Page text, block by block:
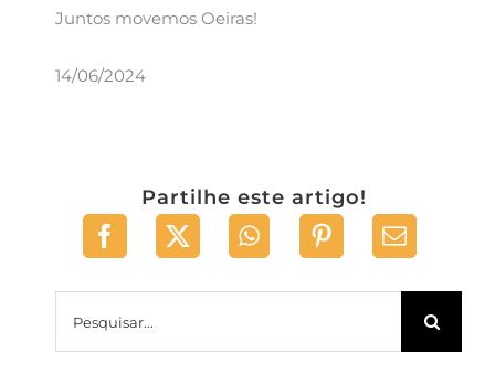
Juntos movemos Oeiras!
14/06/2024
Partilhe este artigo!